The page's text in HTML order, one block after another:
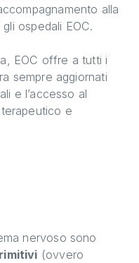
alla
ospedali EOC.
EOC offre a tutti i
sempre aggiornati
e l’accesso al
e
nervoso sono
(ovvero